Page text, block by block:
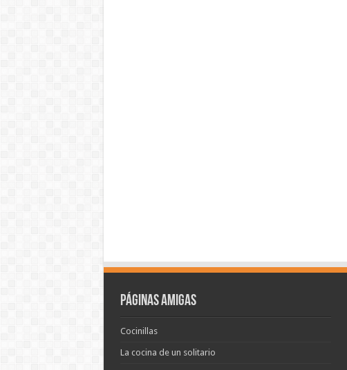
Páginas amigas
Cocinillas
La cocina de un solitario